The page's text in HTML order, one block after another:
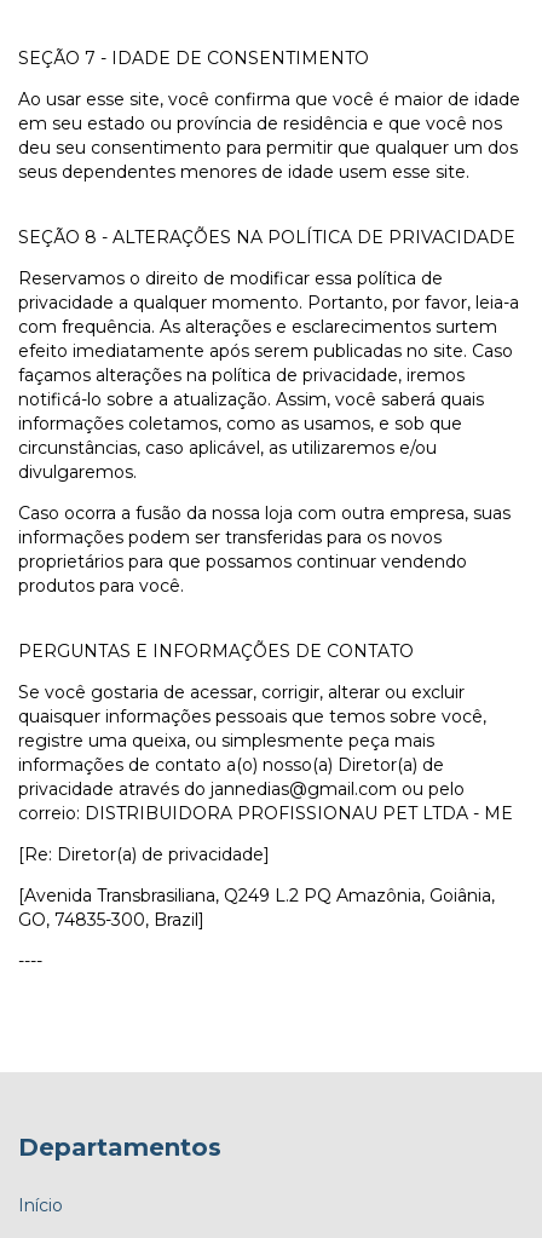
SEÇÃO 7 - IDADE DE CONSENTIMENTO
Ao usar esse site, você confirma que você é maior de idade
em seu estado ou província de residência e que você nos
deu seu consentimento para permitir que qualquer um dos
seus dependentes menores de idade usem esse site.
SEÇÃO 8 - ALTERAÇÕES NA POLÍTICA DE PRIVACIDADE
Reservamos o direito de modificar essa política de
privacidade a qualquer momento. Portanto, por favor, leia-a
com frequência. As alterações e esclarecimentos surtem
efeito imediatamente após serem publicadas no site. Caso
façamos alterações na política de privacidade, iremos
notificá-lo sobre a atualização. Assim, você saberá quais
informações coletamos, como as usamos, e sob que
circunstâncias, caso aplicável, as utilizaremos e/ou
divulgaremos.
Caso ocorra a fusão da nossa loja com outra empresa, suas
informações podem ser transferidas para os novos
proprietários para que possamos continuar vendendo
produtos para você.
PERGUNTAS E INFORMAÇÕES DE CONTATO
Se você gostaria de acessar, corrigir, alterar ou excluir
quaisquer informações pessoais que temos sobre você,
registre uma queixa, ou simplesmente peça mais
informações de contato a(o) nosso(a) Diretor(a) de
privacidade através do jannedias@gmail.com ou pelo
correio: DISTRIBUIDORA PROFISSIONAU PET LTDA - ME
[Re: Diretor(a) de privacidade]
[Avenida Transbrasiliana, Q249 L.2 PQ Amazônia, Goiânia,
GO, 74835-300, Brazil]
----
Departamentos
Início